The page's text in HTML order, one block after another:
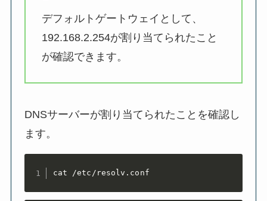
デフォルトゲートウェイとして、
192.168.2.254が割り当てられたこと
が確認できます。
DNSサーバーが割り当てられたことを確認し
ます。
cat /etc/resolv.conf